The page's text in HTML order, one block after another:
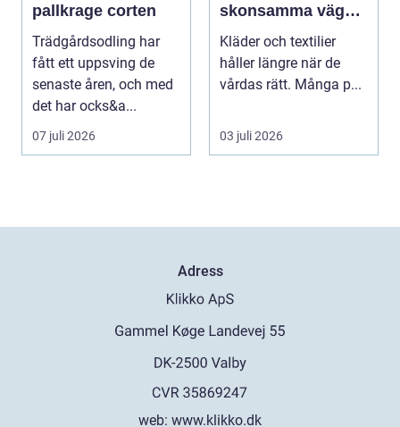
pallkrage corten
Trädgårdsodling har
fått ett uppsving de
senaste åren, och med
det har ocks&a...
07 juli 2026
skonsamma vägen
till rena kläder
Kläder och textilier
håller längre när de
vårdas rätt. Många p...
03 juli 2026
Adress
web: www.klikko.dk